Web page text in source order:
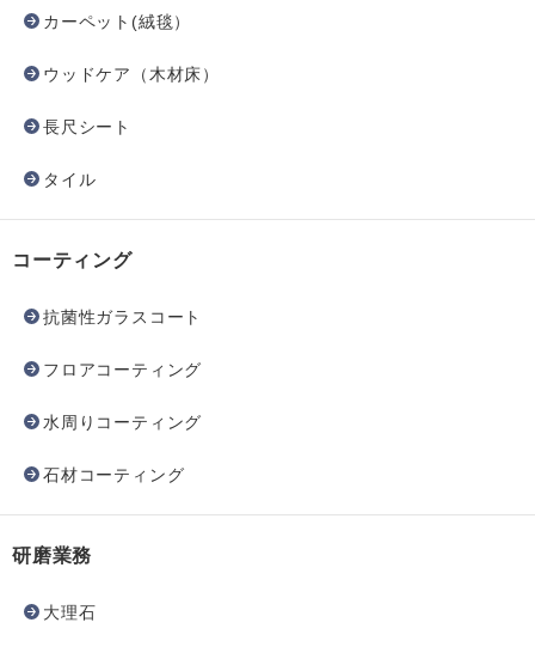
カーペット(絨毯）
ウッドケア（木材床）
長尺シート
タイル
コーティング
抗菌性ガラスコート
フロアコーティング
水周りコーティング
石材コーティング
研磨業務
大理石